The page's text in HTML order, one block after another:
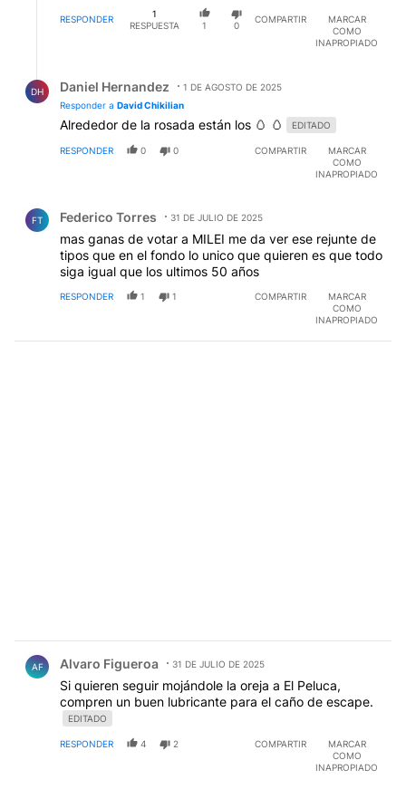
RESPONDER
1
RESPUESTA
1 0
COMPARTIR
MARCAR
COMO
INAPROPIADO
DH Daniel Hernandez
1 DE AGOSTO DE 2025
Responder a David Chikilian
Alrededor de la rosada están los 🥚 🥚 EDITADO
RESPONDER 0 0 COMPARTIR
MARCAR
COMO
INAPROPIADO
FT Federico Torres 31 DE JULIO DE 2025
mas ganas de votar a MILEI me da ver ese rejunte de
tipos que en el fondo lo unico que quieren es que todo
siga igual que los ultimos 50 años
RESPONDER 1 1 COMPARTIR
MARCAR
COMO
INAPROPIADO
AF Alvaro Figueroa 31 DE JULIO DE 2025
Si quieren seguir mojándole la oreja a El Peluca,
compren un buen lubricante para el caño de escape.
EDITADO
RESPONDER 4 2 COMPARTIR
MARCAR
COMO
INAPROPIADO